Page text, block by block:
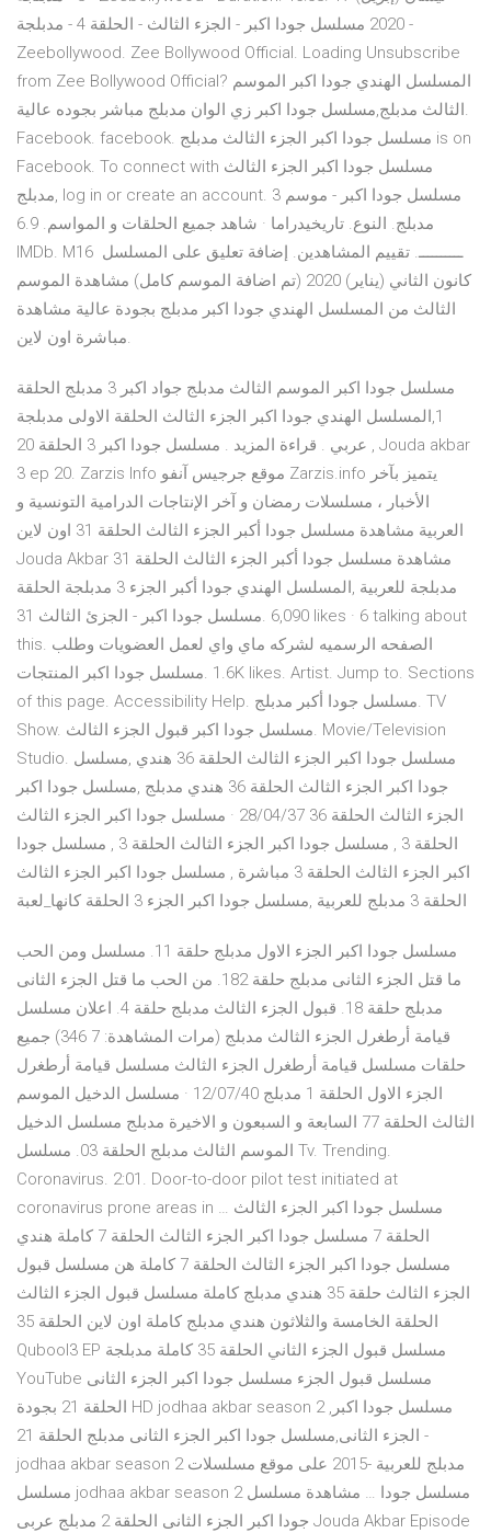
2020 مسلسل جودا اكبر - الجزء الثالث - الحلقة 4 - مدبلجة -
Zeebollywood. Zee Bollywood Official. Loading Unsubscribe
from Zee Bollywood Official? المسلسل الهندي جودا اكبر الموسم
الثالث مدبلج,مسلسل جودا اكبر زي الوان مدبلج مباشر بجوده عالية.
Facebook. facebook. ‎‎مسلسل جودا اكبر الجزء الثالث مدبلج‎ is on
Facebook.‎ To connect with ‎مسلسل جودا اكبر الجزء الثالث
مدبلج‎, log in or create an account. مسلسل جودا اكبر - موسم 3
مدبلج. النوع. تاريخيدراما · شاهد جميع الحلقات و المواسم. 6.9
IMDb. Mــــــــــ. تقييم المشاهدين. إضافة تعليق على المسلسل 16
كانون الثاني (يناير) 2020 (تم اضافة الموسم كامل) مشاهدة الموسم
الثالث من المسلسل الهندي جودا اكبر مدبلج بجودة عالية مشاهدة
مباشرة اون لاين.
مسلسل جودا اكبر الموسم الثالث مدبلج جواد اكبر 3 مدبلج الحلقة
1,المسلسل الهندي جودا اكبر الجزء الثالث الحلقة الاولى مدبلجة
عربي . قراءة المزيد . مسلسل جودا اكبر 3 الحلقة 20 , Jouda akbar
3 ep 20. Zarzis Info موقع جرجيس آنفو Zarzis.info يتميز بآخر
الأخبار ، مسلسلات رمضان و آخر الإنتاجات الدرامية التونسية و
العربية مشاهدة مسلسل جودا أكبر الجزء الثالث الحلقة 31 اون لاين
Jouda Akbar مشاهدة مسلسل جودا أكبر الجزء الثالث الحلقة 31
مدبلجة للعربية ,المسلسل الهندي جودا أكبر الجزء 3 مدبلجة الحلقة
31 ‎مسلسل جودا اكبر - الجزئ الثالث‎. 6,090 likes · 6 talking about
this. ‎الصفحه الرسميه لشركه ماي واي لعمل العضويات وطلب
المنتجات‎ ‎مسلسل جودا اكبر‎. 1.6K likes. Artist. Jump to. Sections
of this page. Accessibility Help. مسلسل جودا أكبر مدبلج. TV
Show. مسلسل جودا اكبر قبول الجزء الثالث. Movie/Television
Studio. مسلسل جودا اكبر الجزء الثالث الحلقة 36 هندي ,مسلسل
جودا اكبر الجزء الثالث الحلقة 36 هندي مدبلج ,مسلسل جودا اكبر
الجزء الثالث الحلقة 36 28/04/37 · مسلسل جودا اكبر الجزء الثالث
الحلقة 3 , مسلسل جودا اكبر الجزء الثالث الحلقة 3 , مسلسل جودا
اكبر الجزء الثالث الحلقة 3 مباشرة , مسلسل جودا اكبر الجزء الثالث
الحلقة 3 مدبلج للعربية ,مسلسل جودا اكبر الجزء 3 الحلقة ‏كانها_لعبة
مسلسل جودا اكبر الجزء الاول مدبلج حلقة 11. مسلسل ومن الحب
ما قتل الجزء الثانى مدبلج حلقة 182. من الحب ما قتل الجزء الثانى
مدبلج حلقة 18. قبول الجزء الثالث مدبلج حلقة 4. اعلان مسلسل
قيامة أرطغرل الجزء الثالث مدبلج (مرات المشاهدة: 7 346) جميع
حلقات مسلسل قيامة أرطغرل الجزء الثالث مسلسل قيامة أرطغرل
الجزء الاول الحلقة 1 مدبلج 12/07/40 · مسلسل الدخيل الموسم
الثالث الحلقة 77 السابعة و السبعون و الاخيرة مدبلج مسلسل الدخيل
الموسم الثالث مدبلج الحلقة 03. مسلسل Tv. Trending.
Coronavirus. 2:01. Door-to-door pilot test initiated at
coronavirus prone areas in … مسلسل جودا اكبر الجزء الثالث
الحلقة 7 مسلسل جودا اكبر الجزء الثالث الحلقة 7 كاملة هندي
مسلسل جودا اكبر الجزء الثالث الحلقة 7 كاملة هن مسلسل قبول
الجزء الثالث حلقة 35 هندي مدبلج كاملة مسلسل قبول الجزء الثالث
الحلقة الخامسة والثلاثون هندي مدبلج كاملة اون لاين الحلقة 35
Qubool3 EP مسلسل قبول الجزء الثاني الحلقة 35 كاملة مدبلجة ‫‬‎
YouTube مسلسل قبول الجزء مسلسل جودا اكبر الجزء الثانى
الحلقة 21 بجودة HD jodhaa akbar season 2 ,مسلسل جودا اكبر
الجزء الثانى,مسلسل جودا اكبر الجزء الثانى مدبلج الحلقة 21 -
jodhaa akbar season 2 مدبلج للعربية -2015 على موقع مسلسلات
مسلسل jodhaa akbar season 2 مسلسل جودا … مشاهدة مسلسل
جودا اكبر الجزء الثانى الحلقة 2 مدبلج عربى Jouda Akbar Episode